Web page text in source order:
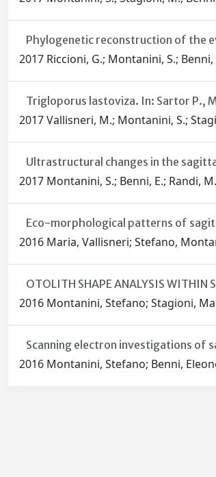
Phylogenetic reconstruction of the
2017 Riccioni, G.; Montanini, S.;
Trigloporus lastoviza. In: Sartor P.,
2017 Vallisneri, M.; Montanini, S.;
Ultrastructural changes in the
2017 Montanini, S.; Benni, E.; Randi,
Eco-morphological patterns of
2016 Maria, Vallisneri; Stefano,
OTOLITH SHAPE ANALYSIS WITHIN
2016 Montanini, Stefano; Stagioni,
Scanning electron investigations of
2016 Montanini, Stefano; Benni,